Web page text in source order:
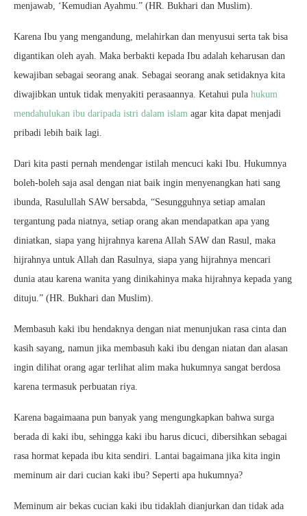
menjawab, ‘Kemudian Ayahmu.” (HR. Bukhari dan Muslim).
Karena Ibu yang mengandung, melahirkan dan menyusui serta tak bisa
digantikan oleh ayah. Maka berbakti kepada Ibu adalah keharusan dan
kewajiban sebagai seorang anak. Sebagai seorang anak setidaknya kita
diwajibkan untuk tidak menyakiti perasaannya. Ketahui pula hukum
mendahulukan ibu daripada istri dalam islam agar kita dapat menjadi
pribadi lebih baik lagi.
Dari kita pasti pernah mendengar istilah mencuci kaki Ibu. Hukumnya
boleh-boleh saja asal dengan niat baik ingin menyenangkan hati sang
ibunda, Rasulullah SAW bersabda, “Sesungguhnya setiap amalan
tergantung pada niatnya, setiap orang akan mendapatkan apa yang
diniatkan, siapa yang hijrahnya karena Allah SAW dan Rasul, maka
hijrahnya untuk Allah dan Rasulnya, siapa yang hijrahnya mencari
dunia atau karena wanita yang dinikahinya maka hijrahnya kepada yang
dituju.” (HR. Bukhari dan Muslim).
Membasuh kaki ibu hendaknya dengan niat menunjukan rasa cinta dan
kasih sayang, namun jika membasuh kaki ibu dengan niatan dan alasan
ingin dilihat orang agar terlihat alim maka hukumnya sangat berdosa
karena termasuk perbuatan riya.
Karena bagaimaana pun banyak yang mengungkapkan bahwa surga
berada di kaki ibu, sehingga kaki ibu harus dicuci, dibersihkan sebagai
rasa hormat kepada ibu kita sendiri. Lantai bagaimana jika kita ingin
meminum air dari cucian kaki ibu? Seperti apa hukumnya?
Meminum air bekas cucian kaki ibu tidaklah dianjurkan dan tidak ada